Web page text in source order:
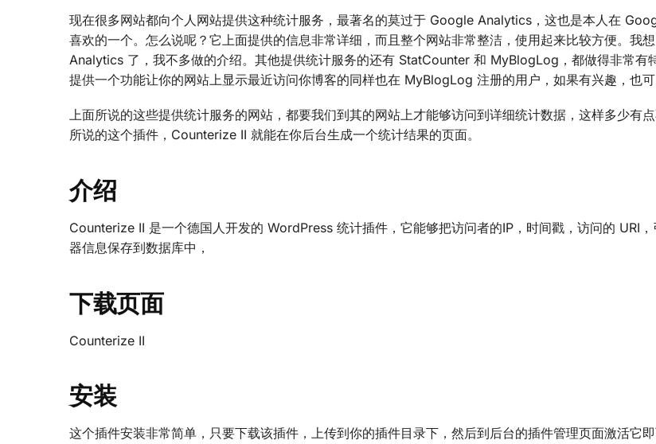
现在很多网站都向个人网站提供这种统计服务，最著名的莫过于 Google Analytics，这也是本人在
喜欢的一个。怎么说呢？它上面提供的信息非常详细，而且整个网站非常整洁，使用起来比较方便。我
Analytics 了，我不多做的介绍。其他提供统计服务的还有 StatCounter 和 MyBlogLog，都做得非常有
提供一个功能让你的网站上显示最近访问你博客的同样也在 MyBlogLog 注册的用户，如果有兴趣，也可
上面所说的这些提供统计服务的网站，都要我们到其的网站上才能够访问到详细统计数据，这样多少有
所说的这个插件，Counterize II 就能在你后台生成一个统计结果的页面。
介绍
Counterize II 是一个德国人开发的 WordPress 统计插件，它能够把访问者的IP，时间戳，访问的 URI
器信息保存到数据库中，
下载页面
Counterize II
安装
这个插件安装非常简单，只要下载该插件，上传到你的插件目录下，然后到后台的插件管理页面激活它